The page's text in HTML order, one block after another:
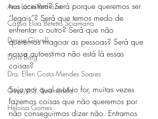
Ana Lúcia Pedrozo
Cássia Elisa Betetto Sciamana
Denise Giarelli
Doris Barg
Dra. Ellen Costa Mendes Soares
Gina M.S. Soomerfeld
Heloisa Gomes
nos aceitem? Será porque queremos ser
“legais”? Será que temos medo de
enfrentar o outro? Será que não
queremos magoar as pessoas? Será que
nossa autoestima não está lá essas
coisas?
Seja por qual motivo for, muitas vezes
fazemos coisas que não queremos por
não conseguirmos dizer não. Entramos